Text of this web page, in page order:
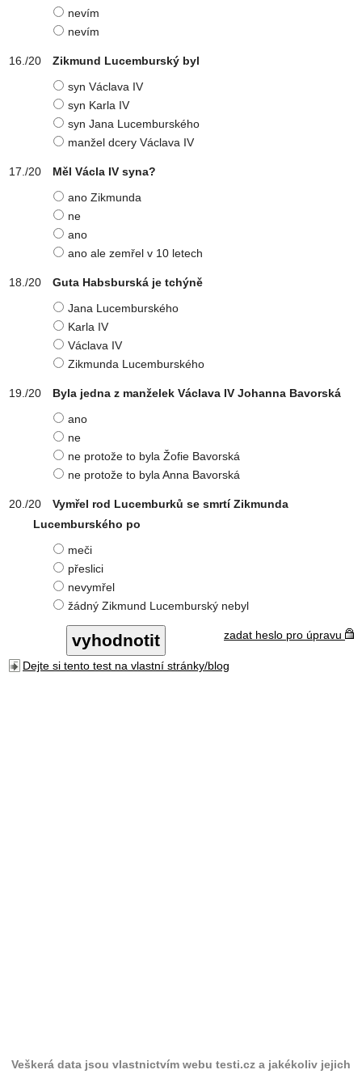
nevím
nevím
Zikmund Lucemburský byl
syn Václava IV
syn Karla IV
syn Jana Lucemburského
manžel dcery Václava IV
Měl Václa IV syna?
ano Zikmunda
ne
ano
ano ale zemřel v 10 letech
Guta Habsburská je tchýně
Jana Lucemburského
Karla IV
Václava IV
Zikmunda Lucemburského
Byla jedna z manželek Václava IV Johanna Bavorská
ano
ne
ne protože to byla Žofie Bavorská
ne protože to byla Anna Bavorská
Vymřel rod Lucemburků se smrtí Zikmunda
Lucemburského po
meči
přeslici
nevymřel
žádný Zikmund Lucemburský nebyl
zadat heslo pro úpravu
Dejte si tento test na vlastní stránky/blog
Veškerá data jsou vlastnictvím webu testi.cz a jakékoliv jejich